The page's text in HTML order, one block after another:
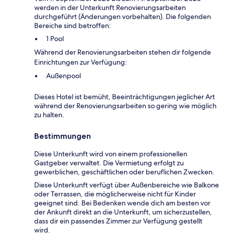
werden in der Unterkunft Renovierungsarbeiten
durchgeführt (Änderungen vorbehalten). Die folgenden
Bereiche sind betroffen:
1 Pool
Während der Renovierungsarbeiten stehen dir folgende
Einrichtungen zur Verfügung:
Außenpool
Dieses Hotel ist bemüht, Beeinträchtigungen jeglicher Art
während der Renovierungsarbeiten so gering wie möglich
zu halten.
Bestimmungen
Diese Unterkunft wird von einem professionellen
Gastgeber verwaltet. Die Vermietung erfolgt zu
gewerblichen, geschäftlichen oder beruflichen Zwecken.
Diese Unterkunft verfügt über Außenbereiche wie Balkone
oder Terrassen, die möglicherweise nicht für Kinder
geeignet sind. Bei Bedenken wende dich am besten vor
der Ankunft direkt an die Unterkunft, um sicherzustellen,
dass dir ein passendes Zimmer zur Verfügung gestellt
wird.